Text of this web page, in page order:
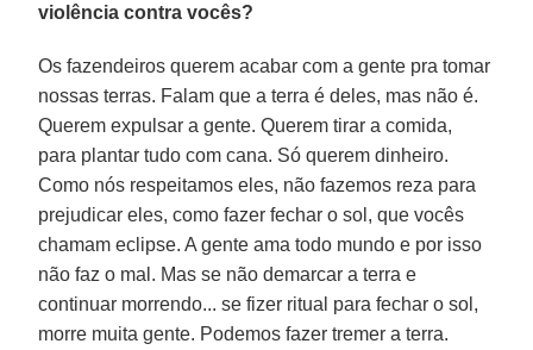
violência contra vocês?
Os fazendeiros querem acabar com a gente pra tomar
nossas terras. Falam que a terra é deles, mas não é.
Querem expulsar a gente. Querem tirar a comida,
para plantar tudo com cana. Só querem dinheiro.
Como nós respeitamos eles, não fazemos reza para
prejudicar eles, como fazer fechar o sol, que vocês
chamam eclipse. A gente ama todo mundo e por isso
não faz o mal. Mas se não demarcar a terra e
continuar morrendo... se fizer ritual para fechar o sol,
morre muita gente. Podemos fazer tremer a terra.